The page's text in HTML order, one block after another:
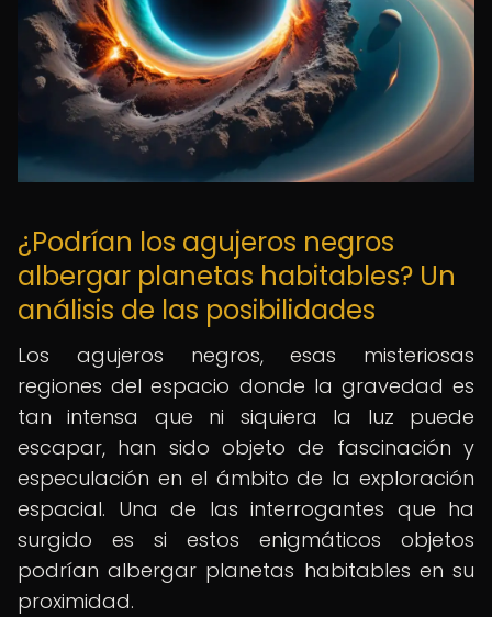
¿Podrían los agujeros negros
albergar planetas habitables? Un
análisis de las posibilidades
Los agujeros negros, esas misteriosas
regiones del espacio donde la gravedad es
tan intensa que ni siquiera la luz puede
escapar, han sido objeto de fascinación y
especulación en el ámbito de la exploración
espacial. Una de las interrogantes que ha
surgido es si estos enigmáticos objetos
podrían albergar planetas habitables en su
proximidad.